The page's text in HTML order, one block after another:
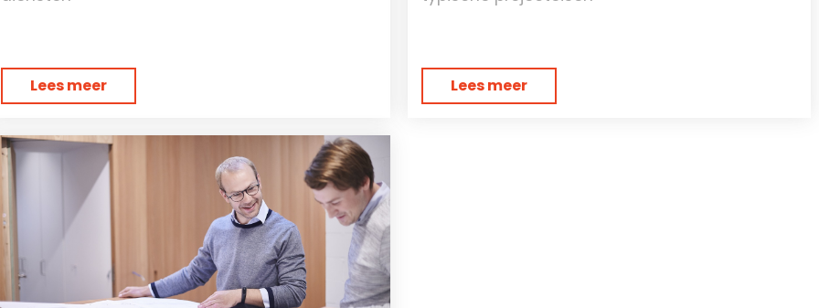
Lees meer Lees meer